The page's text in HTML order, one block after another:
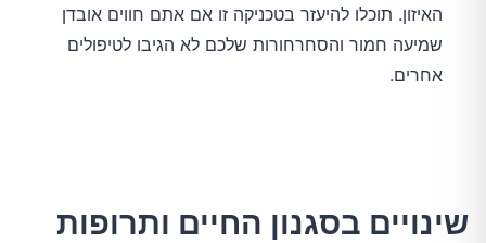
האיזון. תוכלו להיעזר בטכניקה זו אם אתם חווים אובדן
שמיעה חמור והסחרחורות שלכם לא הגיבו לטיפולים
אחרים.
שינויים בסגנון החיים ותרופות